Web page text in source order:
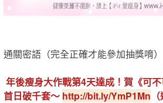
通關密語（完全正確才能參加抽獎唷）
年後瘦身大作戰第4天達成！賀《可
首日破千套～ http://bit.ly/YmP1Mn